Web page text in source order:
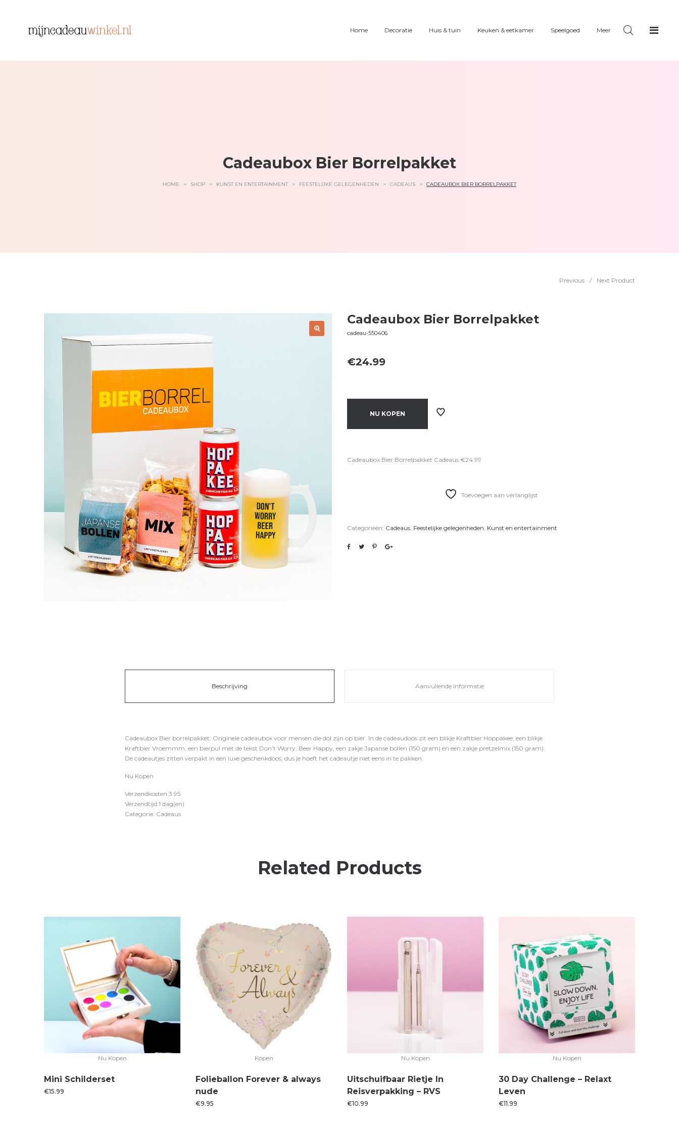
Home Decoratie Huis & tuin Keuken & eetkamer Speelgoed Meer
Cadeaubox Bier Borrelpakket
HOME > SHOP > KUNST EN ENTERTAINMENT > FEESTELIJKE GELEGENHEDEN > CADEAUS > CADEAUBOX BIER BORRELPAKKET
Previous / Next Product
Cadeaubox Bier Borrelpakket
cadeau-550406
€24.99
NU KOPEN
Cadeaubox Bier Borrelpakket Cadeaus €24.99
Toevoegen aan verlanglijst
Categorieën: Cadeaus, Feestelijke gelegenheden, Kunst en entertainment
Beschrijving Aanvullende informatie
Cadeaubox Bier borrelpakket. Originele cadeaubox voor mensen die dol zijn op bier. In de cadeaudoos zit een blikje Kraftbier Hoppakee, een blikje
Kraftbier Vroemmm, een bierpul met de tekst Don’t Worry, Beer Happy, een zakje Japanse bollen (150 gram) en een zakje pretzelmix (150 gram).
De cadeautjes zitten verpakt in een luxe geschenkdoos, dus je hoeft het cadeautje niet eens in te pakken.
Nu Kopen
Verzendkosten:3.95
Verzendtijd:1 dag(en)
Categorie: Cadeaus
Related Products
Nu Kopen
Mini Schilderset
€15.99
Kopen
Folieballon Forever & always
nude
€9.95
Nu Kopen
Uitschuifbaar Rietje In
Reisverpakking – RVS
€10.99
Nu Kopen
30 Day Challenge – Relaxt
Leven
€11.99